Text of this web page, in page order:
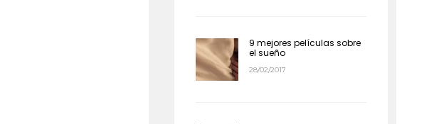
9 mejores películas sobre
el sueño
28/02/2017